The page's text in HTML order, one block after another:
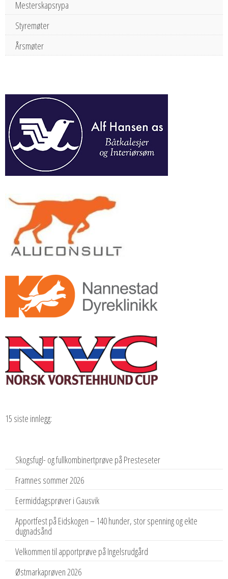
Mesterskapsrypa
Styremøter
Årsmøter
15 siste innlegg:
Skogsfugl- og fullkombinertprøve på Presteseter
Framnes sommer 2026
Eermiddagsprøver i Gausvik
Apportfest på Eidskogen – 140 hunder, stor spenning og ekte
dugnadsånd
Velkommen til apportprøve på Ingelsrudgård
Østmarkaprøven 2026